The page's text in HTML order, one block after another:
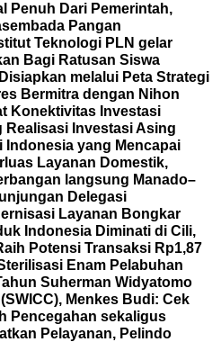
Penuh Dari Pemerintah,
Pangan
Teknologi PLN gelar
Bagi Ratusan Siswa
melalui Peta Strategi
Bermitra dengan Nihon
Konektivitas Investasi
Realisasi Investasi Asing
Indonesia yang Mencapai
Layanan Domestik,
langsung Manado–
Delegasi
Layanan Bongkar
Indonesia Diminati di Cili,
Potensi Transaksi Rp1,87
Enam Pelabuhan
Suherman Widyatomo
Menkes Budi: Cek
Pencegahan sekaligus
Pelayanan, Pelindo